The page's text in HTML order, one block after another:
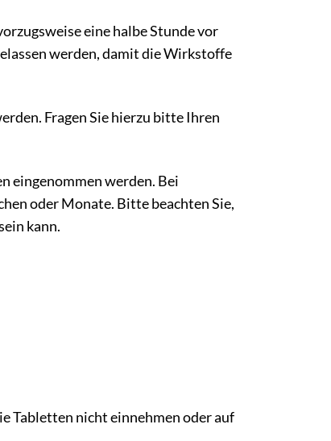
eine halbe Stunde vor
werden, damit die Wirkstoffe
Fragen Sie hierzu bitte Ihren
eingenommen werden. Bei
oder Monate. Bitte beachten Sie,
kann.
Tabletten nicht einnehmen oder auf